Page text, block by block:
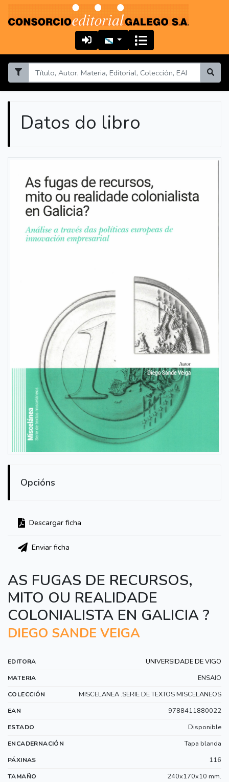
Datos do libro
Opcións
Descargar ficha
Enviar ficha
AS FUGAS DE RECURSOS,
MITO OU REALIDADE
COLONIALISTA EN GALICIA ?
DIEGO SANDE VEIGA
EDITORA UNIVERSIDADE DE VIGO
MATERIA ENSAIO
COLECCIÓN MISCELANEA .SERIE DE TEXTOS MISCELANEOS
EAN 9788411880022
ESTADO Disponible
ENCADERNACIÓN Tapa blanda
PÁXINAS 116
TAMAÑO 240x170x10 mm.